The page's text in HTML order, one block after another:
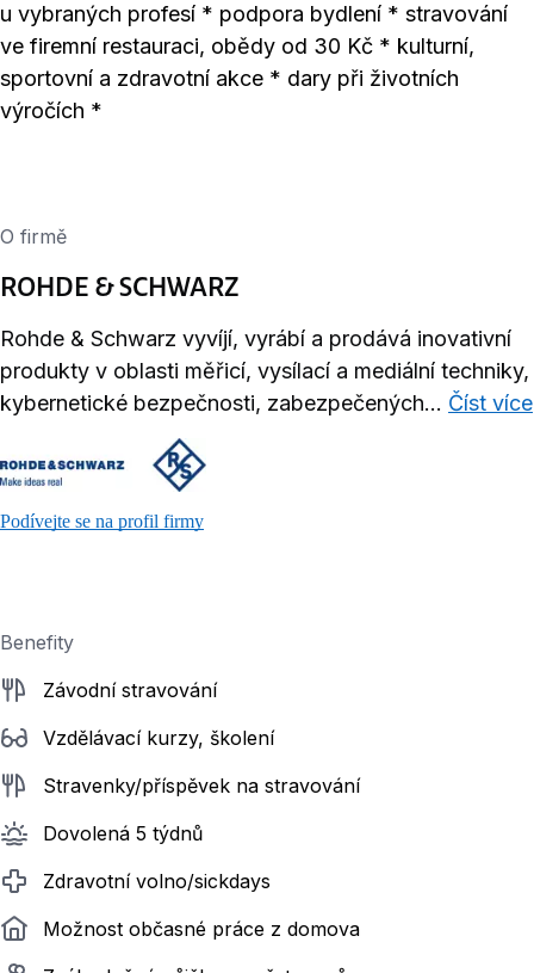
u vybraných profesí * podpora bydlení * stravování
ve firemní restauraci, obědy od 30 Kč * kulturní,
sportovní a zdravotní akce * dary při životních
výročích *
O firmě
ROHDE & SCHWARZ
Rohde & Schwarz vyvíjí, vyrábí a prodává inovativní
produkty v oblasti měřicí, vysílací a mediální techniky,
kybernetické bezpečnosti, zabezpečených... Číst více
Podívejte se na profil firmy
Benefity
Závodní stravování
Vzdělávací kurzy, školení
Stravenky/příspěvek na stravování
Dovolená 5 týdnů
Zdravotní volno/sickdays
Možnost občasné práce z domova